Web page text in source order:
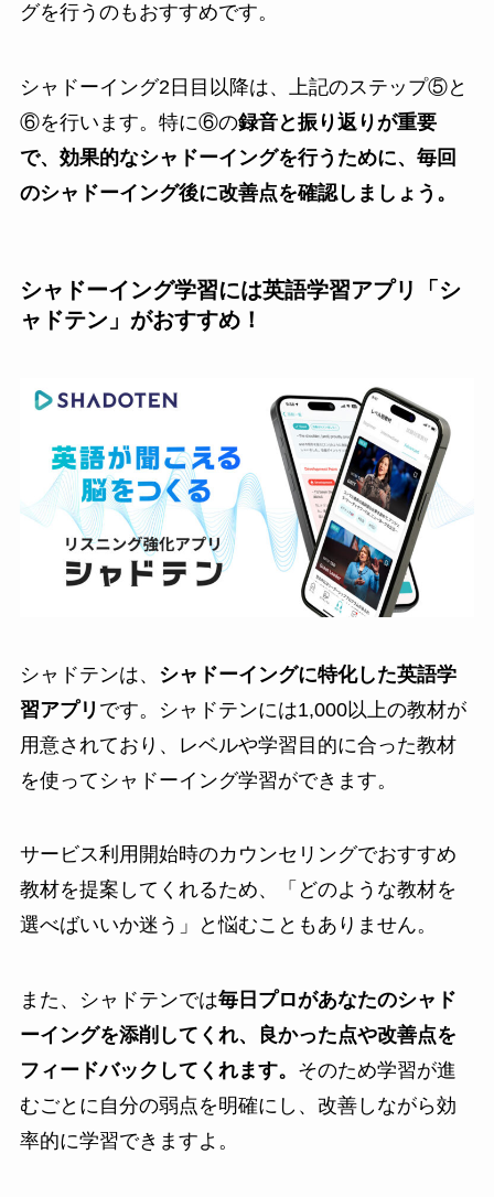
グを行うのもおすすめです。
シャドーイング2日目以降は、上記のステップ⑤と
⑥を行います。特に⑥の録音と振り返りが重要
で、効果的なシャドーイングを行うために、毎回
のシャドーイング後に改善点を確認しましょう。
シャドーイング学習には英語学習アプリ「シ
ャドテン」がおすすめ！
シャドテンは、 シャドーイングに特化した英語学
習アプリ です。シャドテンには1,000以上の教材が
用意されており、レベルや学習目的に合った教材
を使ってシャドーイング学習ができます。
サービス利用開始時のカウンセリングでおすすめ
教材を提案してくれるため、「どのような教材を
選べばいいか迷う」と悩むこともありません。
また、シャドテンでは毎日プロがあなたのシャド
ーイングを添削してくれ、良かった点や改善点を
フィードバックしてくれます。 そのため学習が進
むごとに自分の弱点を明確にし、改善しながら効
率的に学習できますよ。